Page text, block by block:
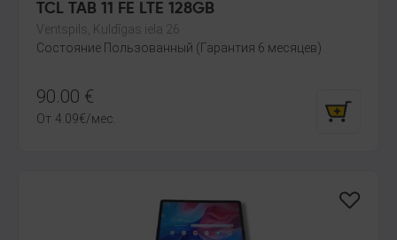
TCL TAB 11 FE LTE 128GB
Ventspils, Kuldīgas iela 26
Состояние Пользованный (Гарантия 6 месяцев)
90.00 €
От 4.09€/мес.